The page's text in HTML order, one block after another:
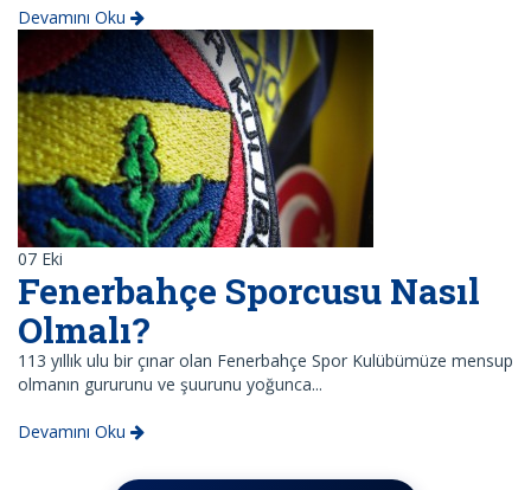
Devamını Oku
07 Eki
Fenerbahçe Sporcusu Nasıl
Olmalı?
113 yıllık ulu bir çınar olan Fenerbahçe Spor Kulübümüze mensup
olmanın gururunu ve şuurunu yoğunca...
Devamını Oku